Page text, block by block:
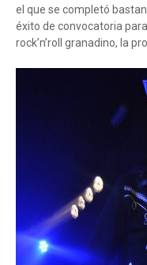
el que se completó
éxito de convocatoria
rock’n’roll granadino, la